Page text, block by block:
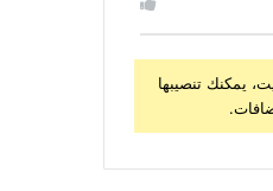
يمكنك تنصيبها